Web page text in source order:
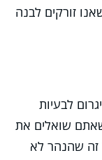
זורקים לבנה
לבעיות
שואלים את
זה שהנהר לא